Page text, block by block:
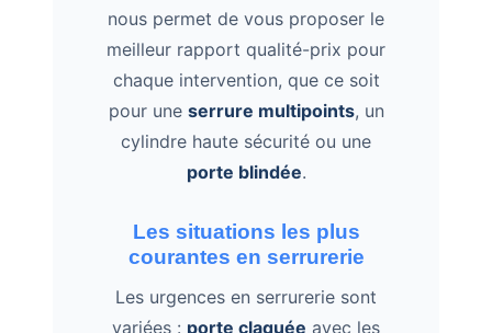
nous permet de vous proposer le
meilleur rapport qualité-prix pour
chaque intervention, que ce soit
pour une serrure multipoints, un
cylindre haute sécurité ou une
porte blindée.
Les situations les plus
courantes en serrurerie
Les urgences en serrurerie sont
variées : porte claquée avec les